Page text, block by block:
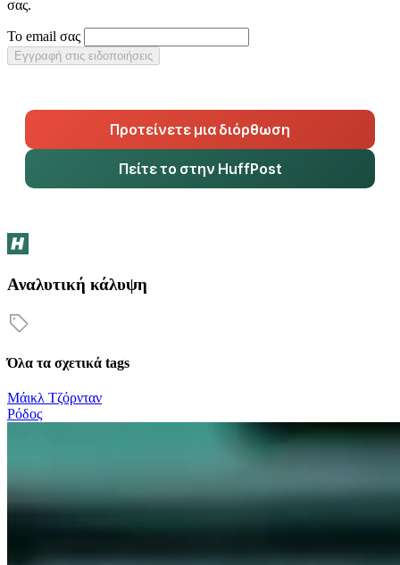
σας.
Το email σας
Εγγραφή στις ειδοποιήσεις
Προτείνετε μια διόρθωση
Πείτε το στην HuffPost
Αναλυτική κάλυψη
Όλα τα σχετικά tags
Μάικλ Τζόρνταν
Ρόδος